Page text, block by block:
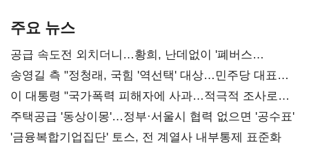
주요 뉴스
공급 속도전 외치더니…황희, 난데없이 '폐버스
리모델링' 제안
송영길 측 "정청래, 국힘 '역선택' 대상…민주당 대표로
총선 지휘 못해"
이 대통령 "국가폭력 피해자에 사과…적극적 조사로
진실 밝혀야"
주택공급 '동상이몽'…정부·서울시 협력 없으면 '공수표'
'금융복합기업집단' 토스, 전 계열사 내부통제 표준화